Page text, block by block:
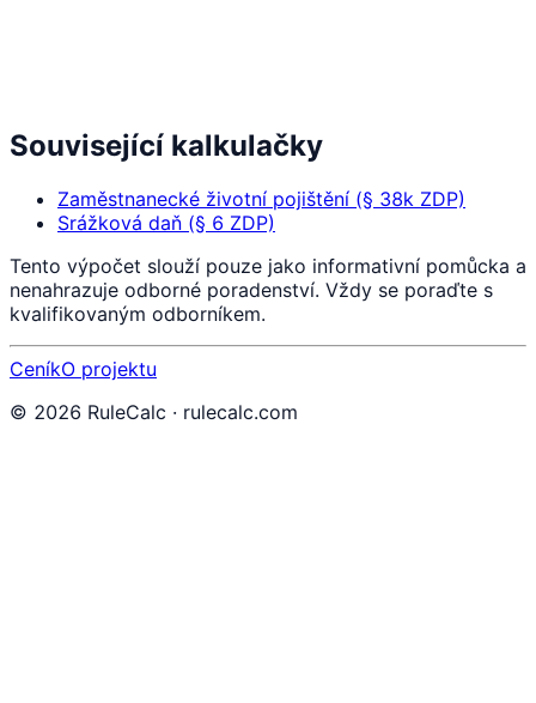
Související kalkulačky
Zaměstnanecké životní pojištění (§ 38k ZDP)
Srážková daň (§ 6 ZDP)
Tento výpočet slouží pouze jako informativní pomůcka a
nenahrazuje odborné poradenství. Vždy se poraďte s
kvalifikovaným odborníkem.
CeníkO projektu
© 2026 RuleCalc · rulecalc.com